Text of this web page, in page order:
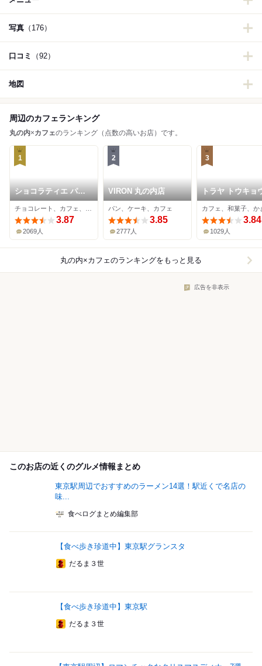
写真 （176）
口コミ （92）
地図
周辺のカフェランキング
丸の内×カフェのランキング（点数の高いお店）です。
1
ショコラティエ パレ
ド オール 東京
3.87
2069人
2
VIRON 丸の内店
パン、ケーキ、カフェ
3.85
2777人
3
トラヤ トウキョ
カフェ、和菓子、か
3.84
1029人
丸の内×カフェのランキングをもっと見る
広告を非表示
このお店の近くのグルメ情報まとめ
東京駅周辺でおすすめのラーメン14選！駅近くで名店の
味...
食べログまとめ編集部
【食べ歩き珍道中】東京駅グランスタ
だるま３世
【食べ歩き珍道中】東京駅
だるま３世